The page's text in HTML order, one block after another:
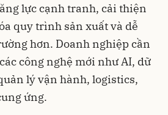
lực cạnh tranh, cải thiện
quy trình sản xuất và dễ
hơn. Doanh nghiệp cần
công nghệ mới như AI, dữ
lý vận hành, logistics,
ứng.